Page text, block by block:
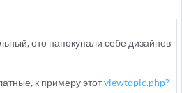
ото напокупали себе дизайнов
к примеру этотviewtopic.php?